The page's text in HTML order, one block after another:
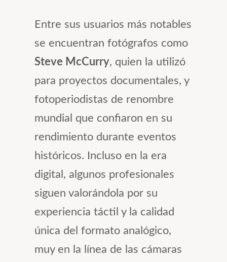
Entre sus usuarios más notables
se encuentran fotógrafos como
Steve McCurry, quien la utilizó
para proyectos documentales, y
fotoperiodistas de renombre
mundial que confiaron en su
rendimiento durante eventos
históricos. Incluso en la era
digital, algunos profesionales
siguen valorándola por su
experiencia táctil y la calidad
única del formato analógico,
muy en la línea de las cámaras